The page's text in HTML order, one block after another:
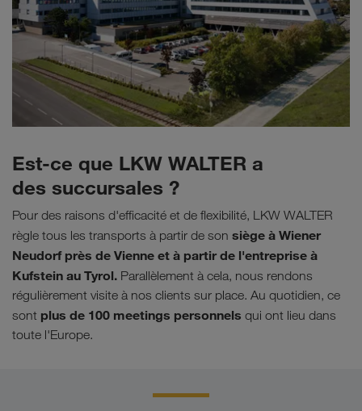
Est-ce que LKW WALTER a
des succursales ?
Pour des raisons d'efficacité et de flexibilité, LKW WALTER
règle tous les transports à partir de son siège à Wiener
Neudorf près de Vienne et à partir de l'entreprise à
Kufstein au Tyrol. Parallèlement à cela, nous rendons
régulièrement visite à nos clients sur place. Au quotidien, ce
sont plus de 100 meetings personnels qui ont lieu dans
toute l'Europe.